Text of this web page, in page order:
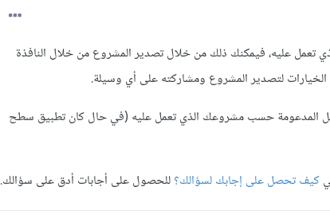
عليه، فيمكنك ذلك من خلال تصدير المشروع من خلال النافذة
المدعومة حسب مشروعك الذي تعمل عليه (في حال كان تطبيق سطح
كيف تحصل على إجابك لسؤالك؟للحصول على أجابات أدق على سؤالك.